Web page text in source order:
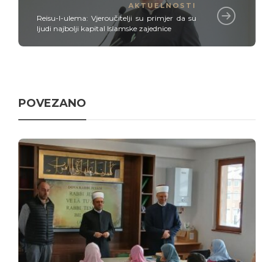
AKTUELNOSTI
Reisu-l-ulema: Vjeroučitelji su primjer da su
ljudi najbolji kapital Islamske zajednice
POVEZANO